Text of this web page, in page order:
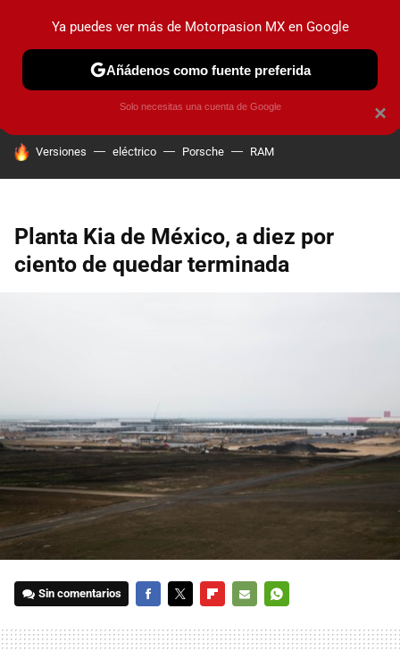
PRUEBAS INDUSTRIA HOY NO CIRCULA
HOY SE HABLA DE
Versiones eléctrico Porsche RAM
Planta Kia de México, a diez por
ciento de quedar terminada
Sin comentarios
MAIL
×
Ya puedes ver más de Motorpasion MX en Google
Añádenos como fuente preferida
Solo necesitas una cuenta de Google